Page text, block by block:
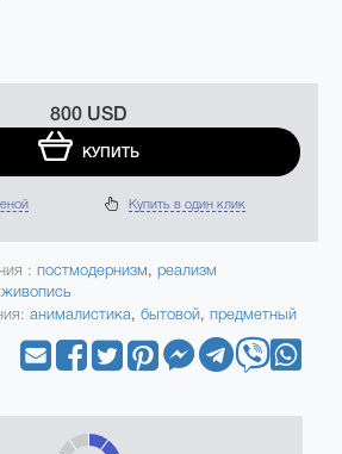
800 USD
КУПИТЬ
Купить в один клик
: постмодернизм,реализм
живопись
анималистика,бытовой,предметный